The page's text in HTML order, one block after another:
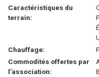
Caractéristiques du
terrain:
Chauffage:
Commodités offertes par
l'association: